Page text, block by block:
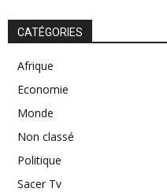
CATÉGORIES
Afrique
Economie
Monde
Non classé
Politique
Sacer Tv